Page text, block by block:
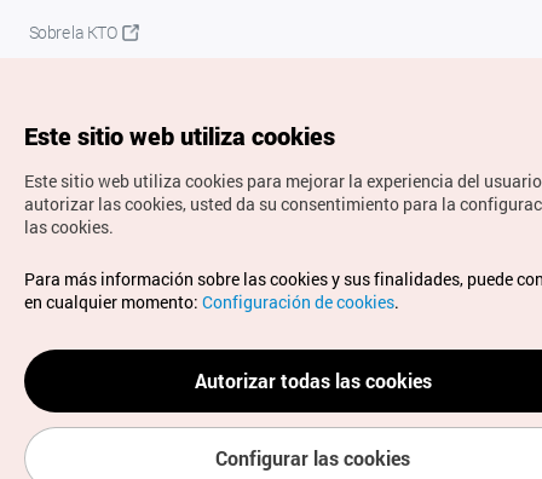
Sobre la KTO
Copyrights © Organización de Turismo de Corea. Todos los
derechos reservados.
Para informes de errores y cuestiones relacionadas con el
sitio web, dirija sus consultas al correoelectrónico oficial:
spanish@knto.or.kr
Este sitio web utiliza cookies
Este sitio web utiliza cookies para mejorar la experiencia del
autorizar las cookies, usted da su consentimiento para la
las cookies.
Para más información sobre las cookies y sus finalidades, puede
en cualquier momento: Configuración de cookies.
Autorizar todas las cookies
Configurar las cookies